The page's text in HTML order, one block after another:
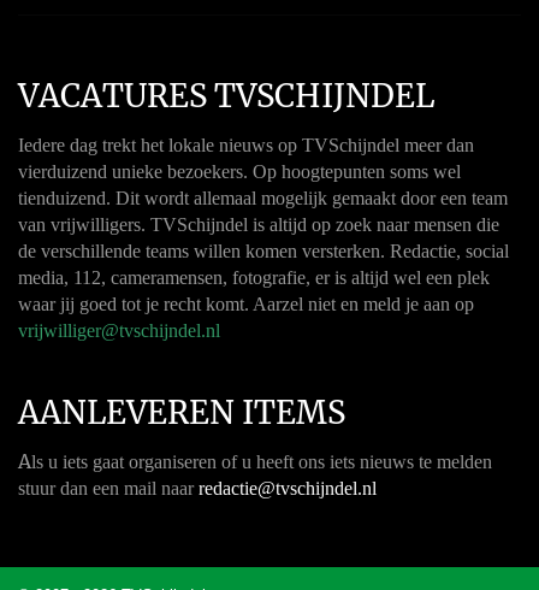
VACATURES TVSCHIJNDEL
Iedere dag trekt het lokale nieuws op TVSchijndel meer dan
vierduizend unieke bezoekers. Op hoogtepunten soms wel
tienduizend. Dit wordt allemaal mogelijk gemaakt door een team
van vrijwilligers. TVSchijndel is altijd op zoek naar mensen die
de verschillende teams willen komen versterken. Redactie, social
media, 112, cameramensen, fotografie, er is altijd wel een plek
waar jij goed tot je recht komt. Aarzel niet en meld je aan op
vrijwilliger@tvschijndel.nl
AANLEVEREN ITEMS
Als u iets gaat organiseren of u heeft ons iets nieuws te melden
stuur dan een mail naar redactie@tvschijndel.nl